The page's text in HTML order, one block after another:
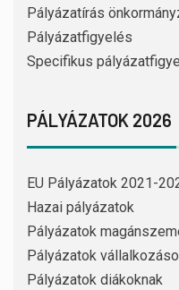
Pályázatírás
Pályázatfigyelés
Specifikus
PÁLYÁZATOK 2026
EU Pályázatok 2021-
Hazai pályázatok
Pályázatok
Pályázatok
Pályázatok diákoknak